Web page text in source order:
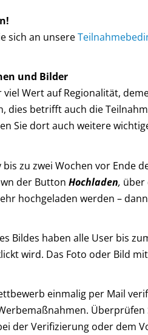
sich an unsere
und Bilder
Wert auf Regionalität,
dies betrifft auch die
Sie dort auch weitere
zu zwei Wochen vor
der ButtonHochladen, über
hochgeladen werden –
Bildes haben alle User bis
wird. Das Foto oder Bild
einmalig per Mail
der Verifizierung oder dem